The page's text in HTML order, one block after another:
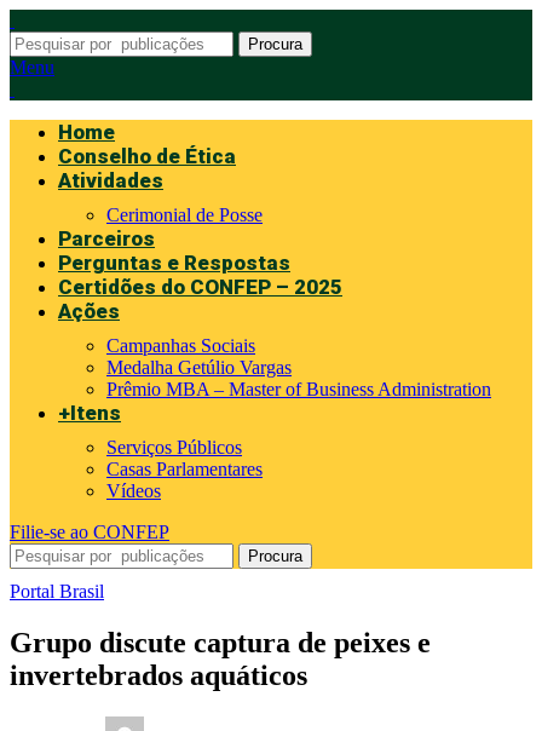
Procura
Menu
Home
Conselho de Ética
Atividades
Cerimonial de Posse
Parceiros
Perguntas e Respostas
Certidões do CONFEP – 2025
Ações
Campanhas Sociais
Medalha Getúlio Vargas
Prêmio MBA – Master of Business Administration
+Itens
Serviços Públicos
Casas Parlamentares
Vídeos
Filie-se ao CONFEP
Procura
Portal Brasil
Grupo discute captura de peixes e
invertebrados aquáticos